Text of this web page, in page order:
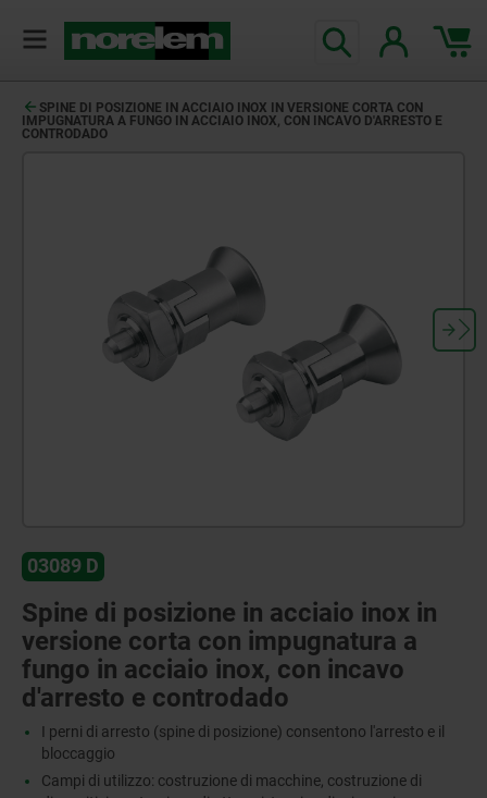
SPINE DI POSIZIONE IN ACCIAIO INOX IN VERSIONE CORTA CON
IMPUGNATURA A FUNGO IN ACCIAIO INOX, CON INCAVO D'ARRESTO E
CONTRODADO
03089 D
Spine di posizione in acciaio inox in
versione corta con impugnatura a
fungo in acciaio inox, con incavo
d'arresto e controdado
I perni di arresto (spine di posizione) consentono l'arresto e il
bloccaggio
Campi di utilizzo: costruzione di macchine, costruzione di